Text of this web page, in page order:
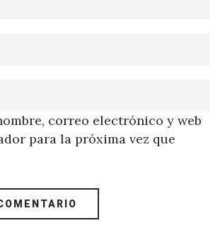
correo electrónico y web
para la próxima vez que